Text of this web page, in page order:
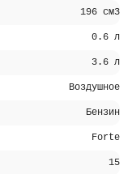
196 см3
0.6 л
3.6 л
Воздушное
Бензин
Forte
15